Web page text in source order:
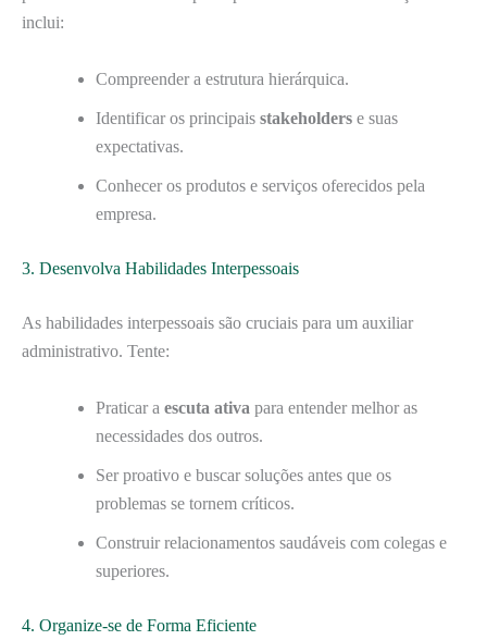
inclui:
Compreender a estrutura hierárquica.
Identificar os principais stakeholders e suas
expectativas.
Conhecer os produtos e serviços oferecidos pela
empresa.
3. Desenvolva Habilidades Interpessoais
As habilidades interpessoais são cruciais para um auxiliar
administrativo. Tente:
Praticar a escuta ativa para entender melhor as
necessidades dos outros.
Ser proativo e buscar soluções antes que os
problemas se tornem críticos.
Construir relacionamentos saudáveis com colegas e
superiores.
4. Organize-se de Forma Eficiente